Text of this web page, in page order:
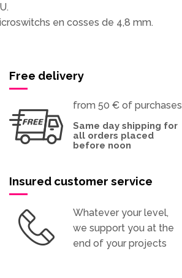
en cosses de 4,8 mm.
Free delivery
from 50 € of purchases
Same day shipping for
all orders placed
before noon
Insured customer service
Whatever your level,
we support you at the
end of your projects